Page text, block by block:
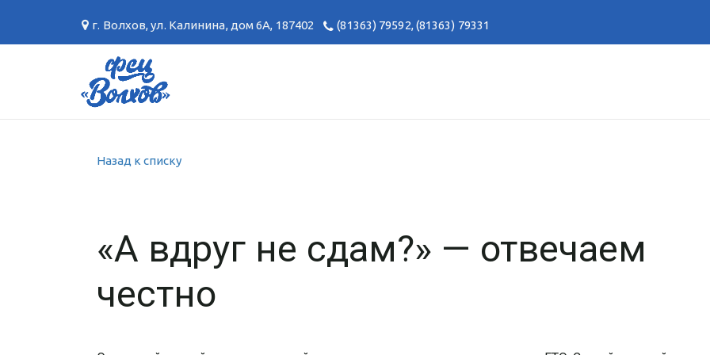
г. Волхов,ул. Калинина, дом 6А, 187402 (81363) 79592,(81363) 79331
Назад к списку
«А вдруг не сдам?» — отвечаем
честно